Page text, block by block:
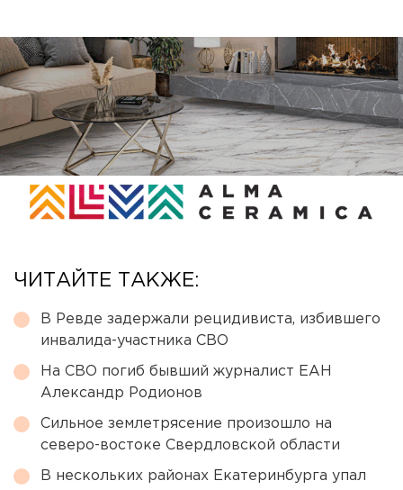
ЧИТАЙТЕ ТАКЖЕ:
В Ревде задержали рецидивиста, избившего
инвалида-участника СВО
На СВО погиб бывший журналист ЕАН
Александр Родионов
Сильное землетрясение произошло на
северо-востоке Свердловской области
В нескольких районах Екатеринбурга упал